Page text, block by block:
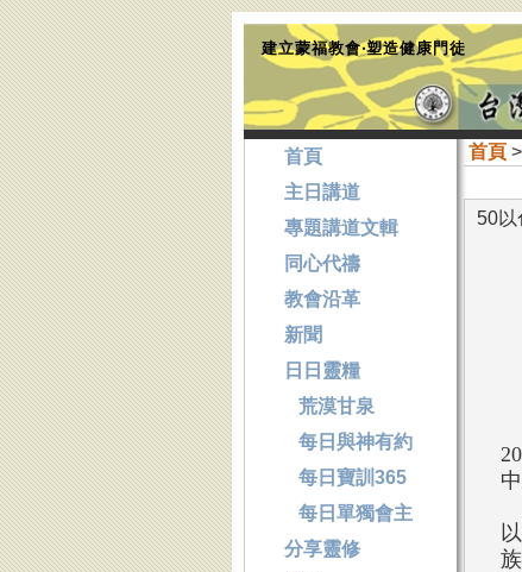
建立蒙福教會‧塑造健康門徒
首頁>
50以
首頁
主日講道
專題講道文輯
同心代禱
教會沿革
新聞
日日靈糧
荒漠甘泉
每日與神有約
每日寶訓365
每日單獨會主
分享靈修